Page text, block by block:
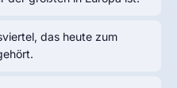
das heute zum